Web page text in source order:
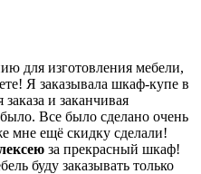
для изготовления мебели,
Я заказывала шкаф-купе в
и заканчивая
Все было сделано очень
мне ещё скидку сделали!
за прекрасный шкаф!
буду заказывать только